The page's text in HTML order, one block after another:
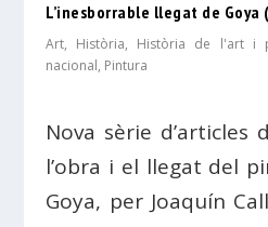
L’inesborrable llegat de Goya
Art, Història, Història de l'art i
nacional, Pintura
Nova sèrie d’articles
l’obra i el llegat del
Goya, per Joaquín